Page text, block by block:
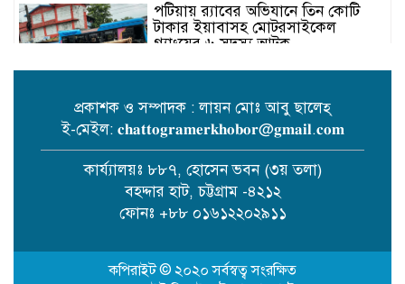
পটিয়ায় র‍্যাবের অভিযানে তিন কোটি
টাকার ইয়াবাসহ মোটরসাইকেল
গ্যাংয়ের ৬ সদস্য আটক
বোয়ালখালীতে পুকুরে মিলল বৃদ্ধের
মরদেহ
প্রকাশক ও সম্পাদক : লায়ন মোঃ আবু ছালেহ্
ই-মেইল: 𝐜𝐡𝐚𝐭𝐭𝐨𝐠𝐫𝐚𝐦𝐞𝐫𝐤𝐡𝐨𝐛𝐨𝐫@𝐠𝐦𝐚𝐢𝐥.𝐜𝐨𝐦
কার্য্যালয়ঃ ৮৮৭, হোসেন ভবন (৩য় তলা)
বহদ্দার হাট, চট্টগ্রাম -৪২১২
ফোনঃ +৮৮ ০১৬১২২০২৯১১
কপিরাইট © ২০২০ সর্বস্বত্ব সংরক্ষিত